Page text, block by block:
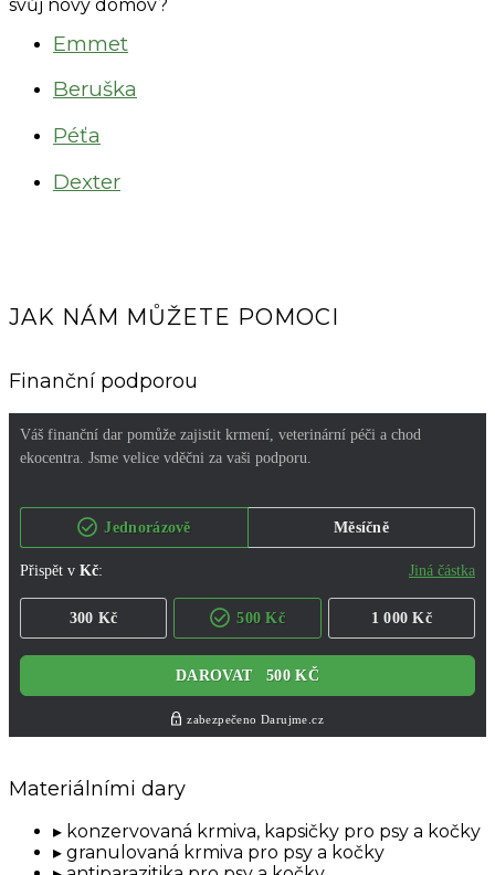
svůj nový domov?
Emmet
Beruška
Péťa
Dexter
JAK NÁM MŮŽETE POMOCI
Finanční podporou
Materiálními dary
konzervovaná krmiva, kapsičky pro psy a kočky
granulovaná krmiva pro psy a kočky